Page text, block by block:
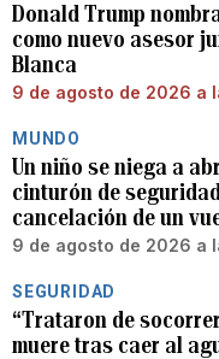
Donald Trump
como nuevo asesor
Blanca
9 de agosto de 2026 a
MUNDO
Un niño se niega a
cinturón de
cancelación de un
9 de agosto de 2026 a
SEGURIDAD
“Trataron de
muere tras caer al